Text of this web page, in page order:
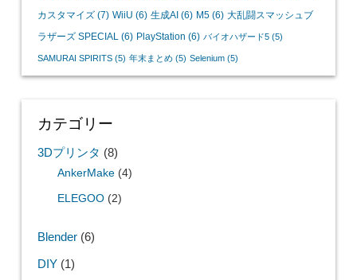
カスタマイズ(7) WiiU (6) 生成AI (6) M5(6) 大乱闘スマッシュブ
ラザーズ SPECIAL (6) PlayStation (6) バイオハザード5(5)
SAMURAI SPIRITS(5) 年末まとめ(5) Selenium(5)
カテゴリー
3Dプリンタ (8)
AnkerMake(4)
ELEGOO(2)
Blender(6)
DIY(1)